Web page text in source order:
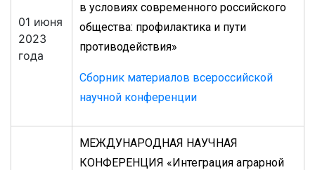
01 июня
2023
года
в условиях современного российского
общества: профилактика и пути
противодействия»
Сборник материалов всероссийской
научной конференции
МЕЖДУНАРОДНАЯ НАУЧНАЯ
КОНФЕРЕНЦИЯ «Интеграция аграрной